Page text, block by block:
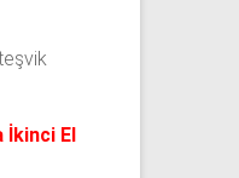
İkinci El